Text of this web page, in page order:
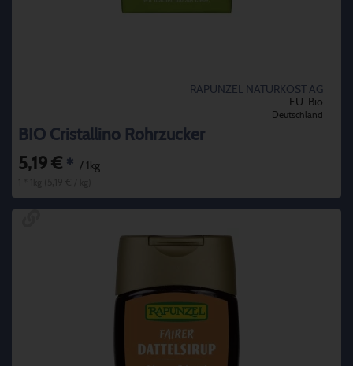
RAPUNZEL NATURKOST AG
EU-Bio
Deutschland
BIO Cristallino Rohrzucker
5,19 € * / 1kg